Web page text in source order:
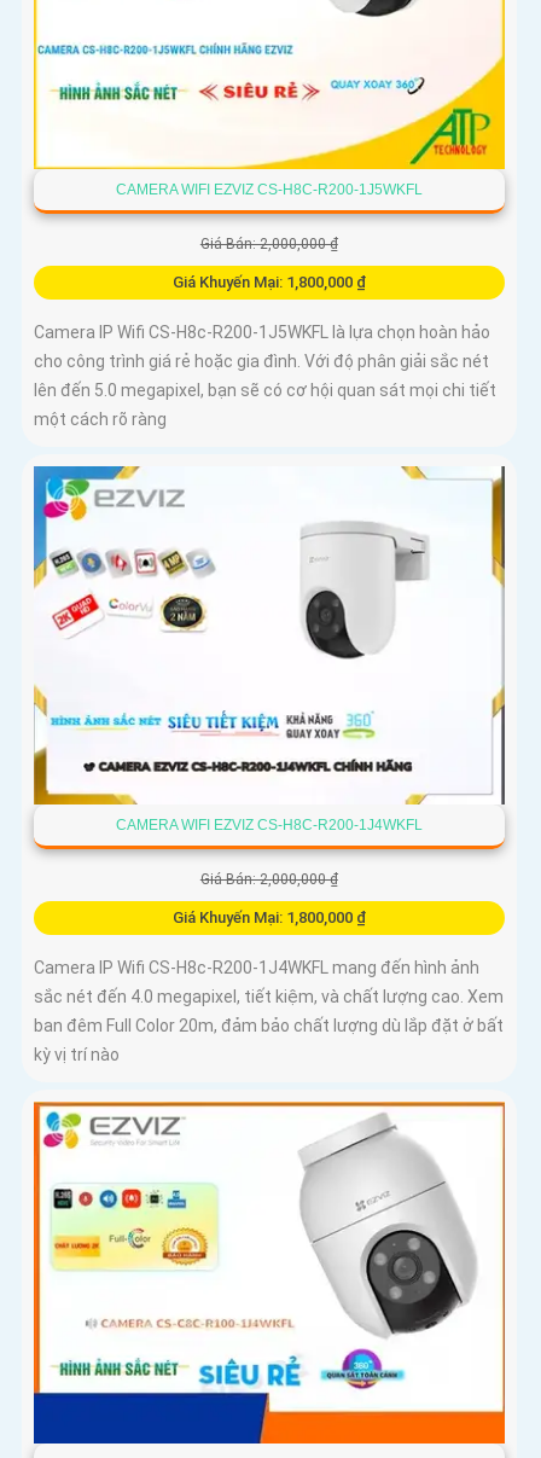
CAMERA WIFI EZVIZ CS-H8C-R200-1J5WKFL
Giá Bán: 2,000,000 ₫
Giá Khuyến Mại: 1,800,000 ₫
Camera IP Wifi CS-H8c-R200-1J5WKFL là lựa chọn hoàn hảo
cho công trình giá rẻ hoặc gia đình. Với độ phân giải sắc nét
lên đến 5.0 megapixel, bạn sẽ có cơ hội quan sát mọi chi tiết
một cách rõ ràng
CAMERA WIFI EZVIZ CS-H8C-R200-1J4WKFL
Giá Bán: 2,000,000 ₫
Giá Khuyến Mại: 1,800,000 ₫
Camera IP Wifi CS-H8c-R200-1J4WKFL mang đến hình ảnh
sắc nét đến 4.0 megapixel, tiết kiệm, và chất lượng cao. Xem
ban đêm Full Color 20m, đảm bảo chất lượng dù lắp đặt ở bất
kỳ vị trí nào